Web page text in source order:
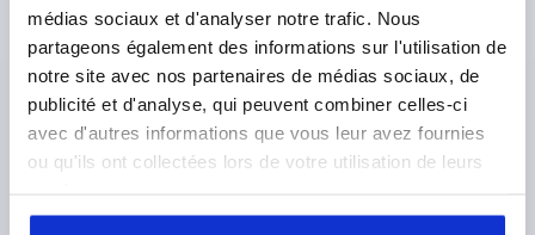
médias sociaux et d'analyser notre trafic. Nous
partageons également des informations sur l'utilisation de
notre site avec nos partenaires de médias sociaux, de
publicité et d'analyse, qui peuvent combiner celles-ci
avec d'autres informations que vous leur avez fournies
ou qu'ils ont collectées lors de votre utilisation de leurs
Référence:K0274.120006144X15
1,65 €
hors TVA
hors frais d’envoi